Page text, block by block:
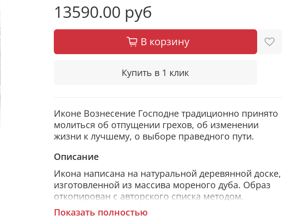
13590.00 руб
В корзину
Купить в 1 клик
Иконе Вознесение Господне традиционно принято
молиться об отпущении грехов, об изменении
жизни к лучшему, о выборе праведного пути.
Описание
Икона написана на натуральной деревянной доске,
изготовленной из массива мореного дуба. Образ
откопирован с авторского списка методом,
получившим одобрение русской православной
церкви.
Показать полностью